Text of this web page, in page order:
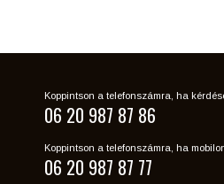
Koppintson a telefonszámra, ha
06 20 987 87 86
Koppintson a telefonszámra, ha
06 20 987 87 77